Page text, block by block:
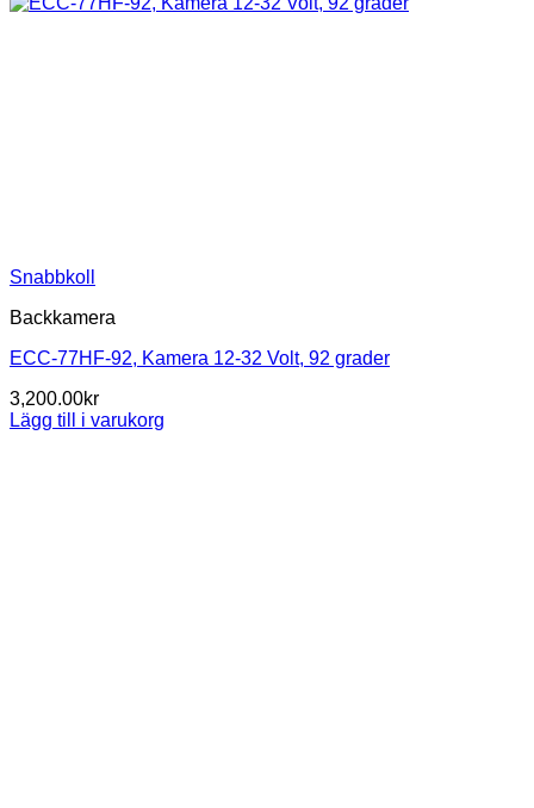
Snabbkoll
Backkamera
ECC-77HF-92, Kamera 12-32 Volt, 92 grader
3,200.00kr
Lägg till i varukorg